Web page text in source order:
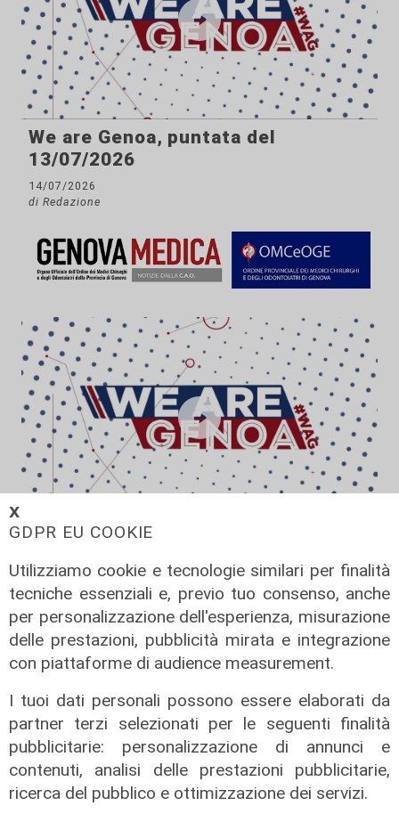
𝗫
GDPR EU COOKIE
Utilizziamo cookie e tecnologie similari per finalità
tecniche essenziali e, previo tuo consenso, anche
per personalizzazione dell'esperienza, misurazione
delle prestazioni, pubblicità mirata e integrazione
con piattaforme di audience measurement.
I tuoi dati personali possono essere elaborati da
partner terzi selezionati per le seguenti finalità
pubblicitarie: personalizzazione di annunci e
contenuti, analisi delle prestazioni pubblicitarie,
ricerca del pubblico e ottimizzazione dei servizi.
We are Genoa, puntata del
13/07/2026
14/07/2026
di Redazione
We are Genoa, puntata del
07/07/2026
di Redazione